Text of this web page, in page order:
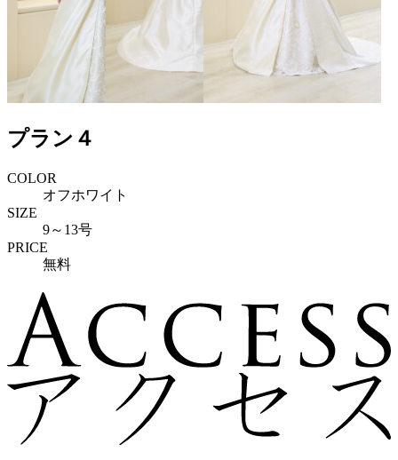
プラン４
COLOR
オフホワイト
SIZE
9～13号
PRICE
無料